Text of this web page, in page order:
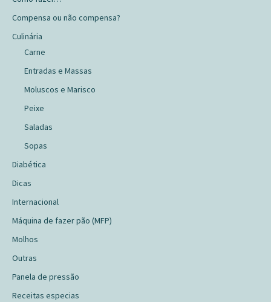
Compensa ou não compensa?
Culinária
Carne
Entradas e Massas
Moluscos e Marisco
Peixe
Saladas
Sopas
Diabética
Dicas
Internacional
Máquina de fazer pão (MFP)
Molhos
Outras
Panela de pressão
Receitas especias